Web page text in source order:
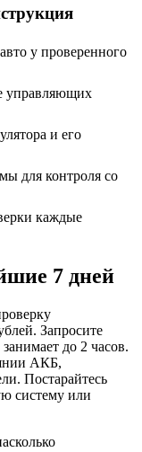
у проверенного
управляющих
и его
для контроля со
каждые
7 дней
Запросите
до 2 часов.
АКБ,
Постарайтесь
систему или